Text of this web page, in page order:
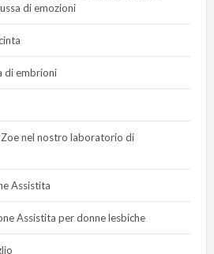
di emozioni
di embrioni
nel nostro laboratorio di
Assistita
Assistita per donne lesbiche